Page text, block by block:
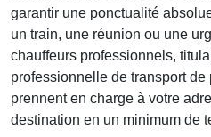
garantir une ponctualité
un train, une réunion ou une
chauffeurs professionnels,
professionnelle de transport
prennent en charge à votre
destination en un minimum de